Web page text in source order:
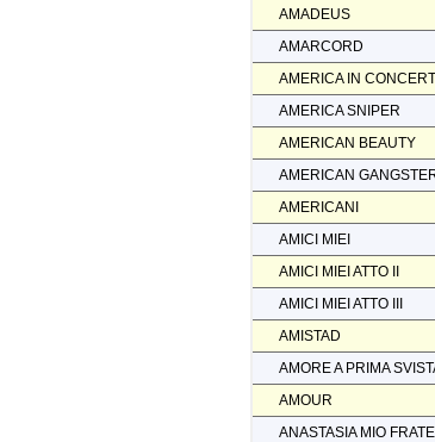
AMADEUS
AMARCORD
AMERICA IN
AMERICA SNIPER
AMERICAN BEAUTY
AMERICAN
AMERICANI
AMICI MIEI
AMICI MIEI ATTO II
AMICI MIEI ATTO III
AMISTAD
AMORE A PRIMA
AMOUR
ANASTASIA MIO